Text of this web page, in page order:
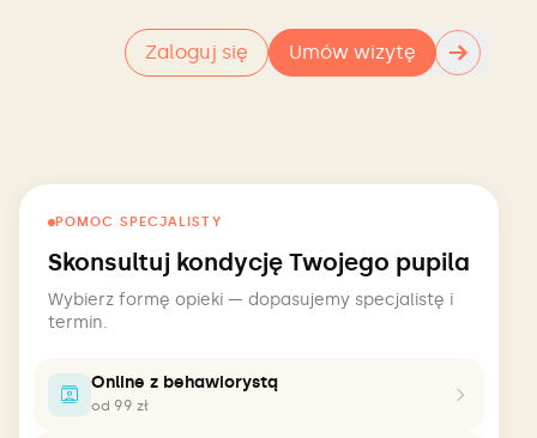
Zaloguj się Umów wizytę →
POMOC SPECJALISTY
Skonsultuj kondycję Twojego pupila
Wybierz formę opieki — dopasujemy specjalistę i
termin.
Online z behawiorystą
od 99 zł